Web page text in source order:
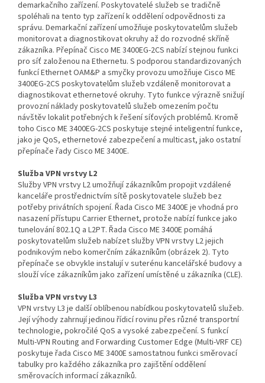
demarkačního zařízení. Poskytovatelé služeb se tradičně
spoléhali na tento typ zařízení k oddělení odpovědnosti za
správu. Demarkační zařízení umožňuje poskytovatelům služeb
monitorovat a diagnostikovat okruhy až do rozvodné skříně
zákazníka. Přepínač Cisco ME 3400EG-2CS nabízí stejnou funkci
pro síť založenou na Ethernetu. S podporou standardizovaných
funkcí Ethernet OAM&P a smyčky provozu umožňuje Cisco ME
3400EG-2CS poskytovatelům služeb vzdáleně monitorovat a
diagnostikovat ethernetové okruhy. Tyto funkce výrazně snižují
provozní náklady poskytovatelů služeb omezením počtu
návštěv lokalit potřebných k řešení síťových problémů. Kromě
toho Cisco ME 3400EG-2CS poskytuje stejné inteligentní funkce,
jako je QoS, ethernetové zabezpečení a multicast, jako ostatní
přepínače řady Cisco ME 3400E.
Služba VPN vrstvy L2
Služby VPN vrstvy L2 umožňují zákazníkům propojit vzdálené
kanceláře prostřednictvím sítě poskytovatele služeb bez
potřeby privátních spojení. Řada Cisco ME 3400E je vhodná pro
nasazení přístupu Carrier Ethernet, protože nabízí funkce jako
tunelování 802.1Q a L2PT. Řada Cisco ME 3400E pomáhá
poskytovatelům služeb nabízet služby VPN vrstvy L2 jejich
podnikovým nebo komerčním zákazníkům (obrázek 2). Tyto
přepínače se obvykle instalují v suterénu kancelářské budovy a
slouží více zákazníkům jako zařízení umístěné u zákazníka (CLE).
Služba VPN vrstvy L3
VPN vrstvy L3 je další oblíbenou nabídkou poskytovatelů služeb.
Její výhody zahrnují jedinou řídicí rovinu přes různé transportní
technologie, pokročilé QoS a vysoké zabezpečení. S funkcí
Multi-VPN Routing and Forwarding Customer Edge (Multi-VRF CE)
poskytuje řada Cisco ME 3400E samostatnou funkci směrovací
tabulky pro každého zákazníka pro zajištění oddělení
směrovacích informací zákazníků.